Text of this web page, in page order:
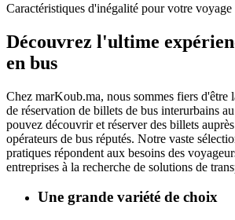
Caractéristiques d'inégalité pour votre voyage
Découvrez l'ultime
en bus
Chez marKoub.ma, nous sommes fiers d'être
de réservation de billets de bus interurbains
pouvez découvrir et réserver des billets
opérateurs de bus réputés. Notre vaste
pratiques répondent aux besoins des
entreprises à la recherche de solutions de
Une grande variété de choix